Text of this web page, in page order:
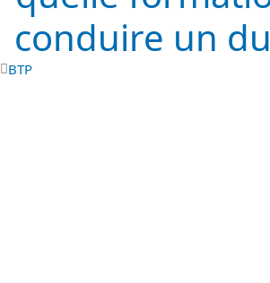
conduire un
BTP